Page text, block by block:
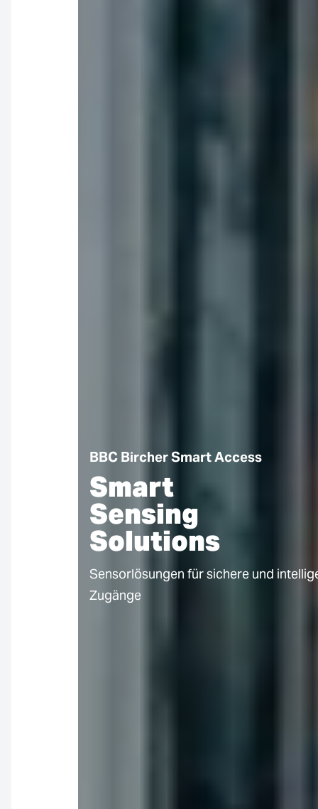
BBC Bircher Smart Access
Smart
Sensing
Solutions
Sensorlösungen für sichere und
Zugänge